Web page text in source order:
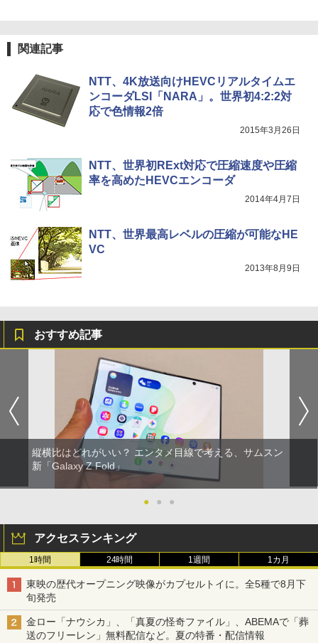
関連記事
NTT、4K放送向けHEVCリアルタイムエ
ンコーダLSI「NARA」。世界初4:2:2対
応で色情報2倍
2015年3月26日
NTT、世界初RExt対応で圧縮速度や圧縮
率を高めたHEVCエンコーダ
2014年4月7日
NTT、世界最高レベルの圧縮が可能なHE
VC
2013年8月9日
おすすめ記事
縦横比はどれがいい？ エンタメ目線で考える、サムスン
新「Galaxy Z Fold」
● ● ●
アクセスランキング
1時間 24時間 1週間 1カ月
東映の歴代オープニング映像がカプセルトイに。全5種で8月下
旬発売
金ロー「ナウシカ」、「真夏の怪奇ファイル」、ABEMAで「葬
送のフリーレン」無料配信など。夏の特番・配信情報